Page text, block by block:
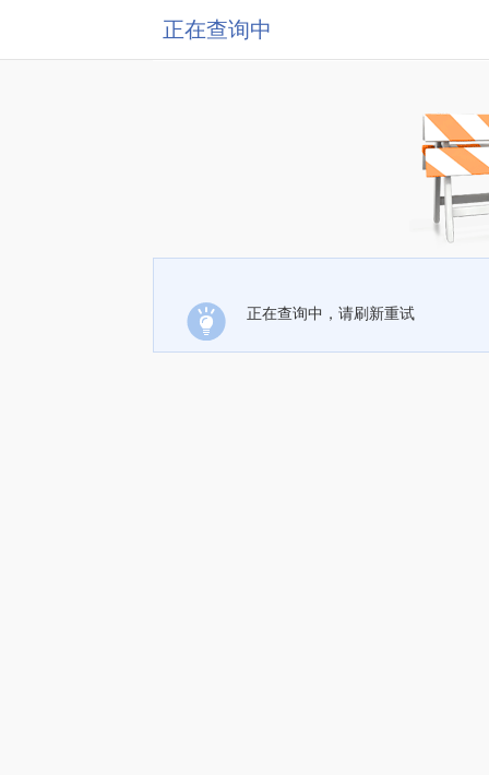
正在查询中
正在查询中，请刷新重试